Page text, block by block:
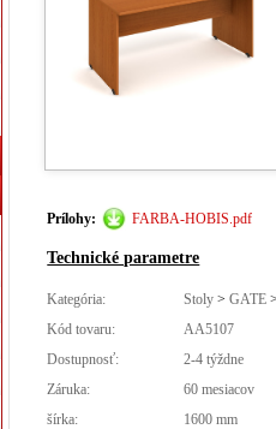
Prílohy: FARBA-HOBIS.pdf
Technické parametre
Kategória: Stoly> GATE
Kód tovaru:
AA5107
Dostupnosť:
2-4 týždne
Záruka:
60 mesiacov
šírka:
1600 mm